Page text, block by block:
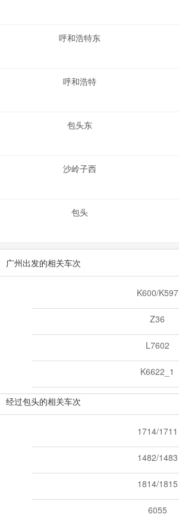
呼和浩特东
呼和浩特
包头东
沙岭子西
包头
广州出发的相关车次
K600/K597
Z36
L7602
K6622_1
经过包头的相关车次
1714/1711
1482/1483
1814/1815
6055